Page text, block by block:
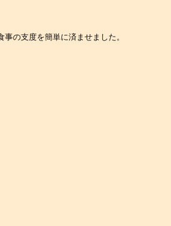
の支度を簡単に済ませました。